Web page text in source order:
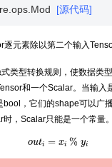
Mod [源代码]
元素除以第二个输入
类型转换规则，使数据类
和一个Scalar。当输入
bool，它们的shape可以广
，Scalar只能是一个常量。
ou xi%yi